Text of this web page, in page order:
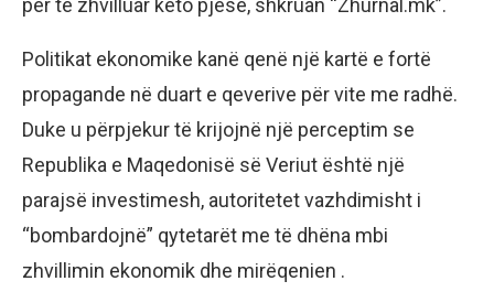
Politikat ekonomike kanë qenë një kartë e fortë
propagande në duart e qeverive për vite me radhë.
Duke u përpjekur të krijojnë një perceptim se
Republika e Maqedonisë së Veriut është një
parajsë investimesh, autoritetet vazhdimisht i
“bombardojnë” qytetarët me të dhëna mbi
zhvillimin ekonomik dhe mirëqenien .